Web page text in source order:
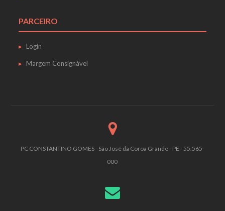
PARCEIRO
Login
Margem Consignável
PC CONSTANTINO GOMES - São José da Coroa Grande - PE - 55.565-
000